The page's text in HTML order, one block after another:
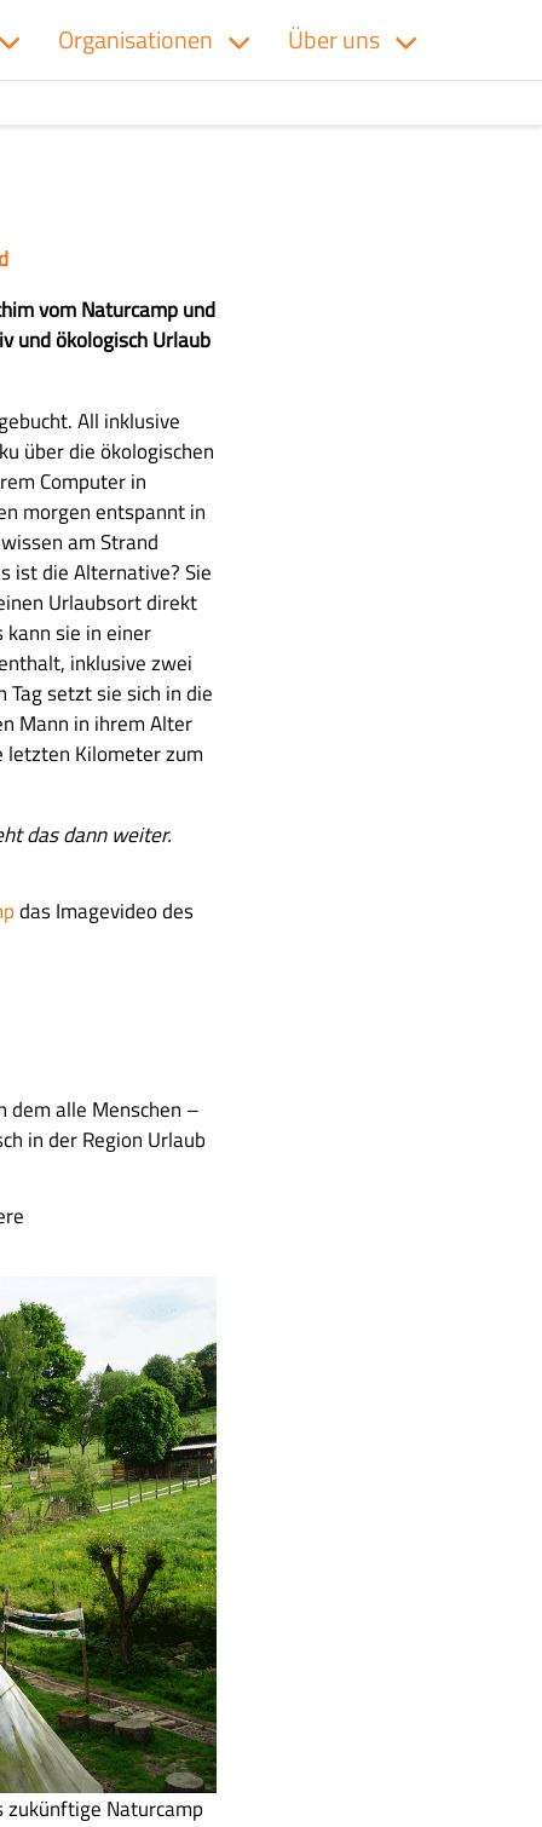
Organisationen Über uns
vom Naturcamp und
und ökologisch Urlaub
All inklusive
über die ökologischen
Computer in
morgen entspannt in
am Strand
ist die Alternative? Sie
Urlaubsort direkt
sie in einer
inklusive zwei
Tag setzt sie sich in die
Mann in ihrem Alter
letzten Kilometer zum
das dann weiter.
das Imagevideo des
dem alle Menschen –
in der Region Urlaub
zukünftige Naturcamp